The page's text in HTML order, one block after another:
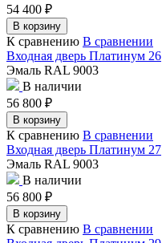
54 400 ₽
В корзину
К сравнению В сравнении
Входная дверь Платинум 26
Эмаль RAL 9003
В наличии
56 800 ₽
В корзину
К сравнению В сравнении
Входная дверь Платинум 27
Эмаль RAL 9003
В наличии
56 800 ₽
В корзину
К сравнению В сравнении